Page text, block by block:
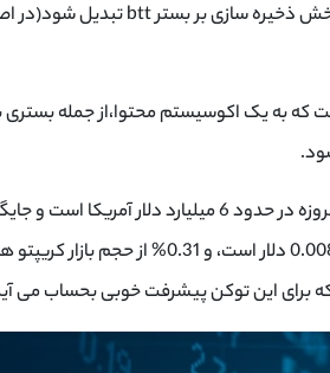
به یک اکوسیستم محتوا،از جمله بستری